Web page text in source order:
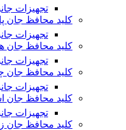
تجهیزات
کلید محافظ جان
تجهیزات
کلید محافظ جان
تجهیزات
کلید محافظ جان
تجهیزات
کلید محافظ جان
تجهیزات
کلید محافظ جان